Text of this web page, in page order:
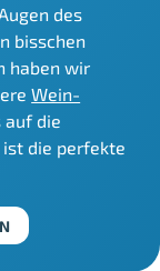
des
bisschen
haben wir
Wein-
auf die
die perfekte